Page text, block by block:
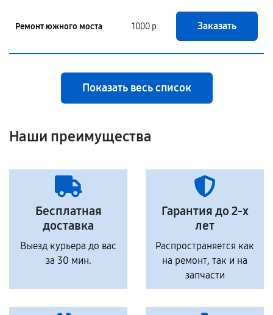
Ремонт южного моста 1000 р Заказать
Показать весь список
Наши преимущества
Бесплатная
доставка
Выезд курьера до вас
за 30 мин.
Гарантия до 2-х
лет
Распространяется как
на ремонт, так и на
запчасти